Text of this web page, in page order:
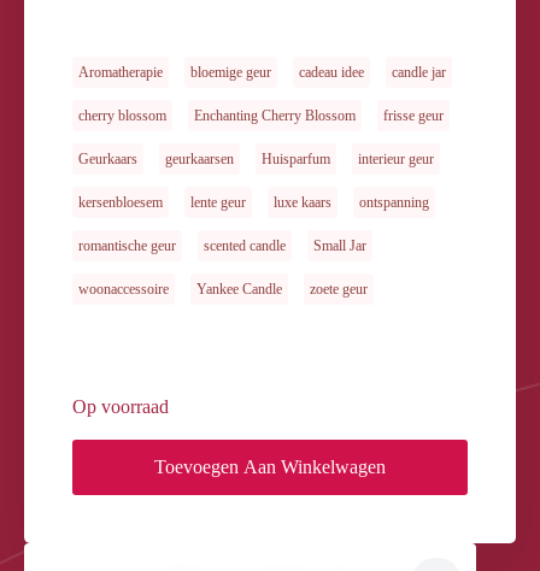
Aromatherapie bloemige geur cadeau idee candle jar
cherry blossom Enchanting Cherry Blossom frisse geur
Geurkaars geurkaarsen Huisparfum interieur geur
kersenbloesem lente geur luxe kaars ontspanning
romantische geur scented candle Small Jar
woonaccessoire Yankee Candle zoete geur
Op voorraad
Toevoegen Aan Winkelwagen